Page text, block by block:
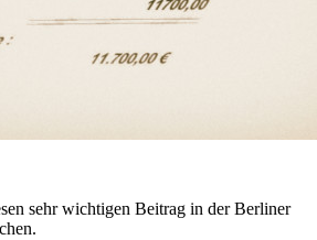
sehr wichtigen Beitrag in der Berliner